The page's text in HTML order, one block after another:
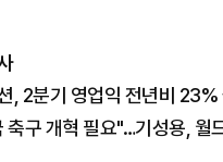
, 2분기 영업익 전년비
축구 개혁 필요"…기성용, 월